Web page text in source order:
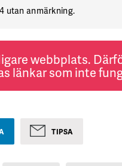
utan anmärkning.
webbplats.
länkar som inte
TIPSA